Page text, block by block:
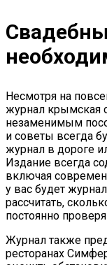
Несмотря на
журнал крымская
незаменимым
и советы всегда
журнал в дороге
Издание всегда
включая
у вас будет
рассчитать,
постоянно
Журнал также
ресторанах